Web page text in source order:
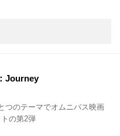
Journey
つのテーマでオムニバス映画
の第2弾